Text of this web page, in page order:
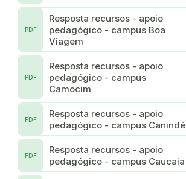
Resposta recursos - apoio
pedagógico - campus Boa
Viagem
PDF
Resposta recursos - apoio
pedagógico - campus
Camocim
PDF
Resposta recursos - apoio
pedagógico - campus Canindé
PDF
Resposta recursos - apoio
pedagógico - campus Caucaia
PDF